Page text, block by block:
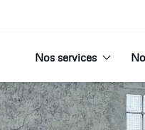
Nos services